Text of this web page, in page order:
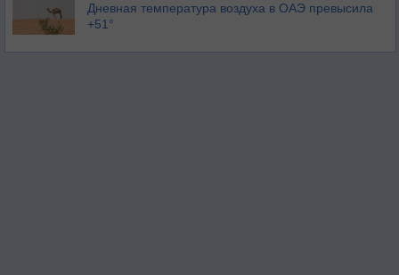
Дневная температура воздуха в ОАЭ превысила
+51°